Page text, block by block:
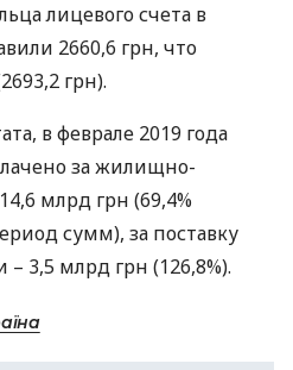
лицевого счета в
2660,6 грн, что
грн).
в феврале 2019 года
за жилищно-
млрд грн (69,4%
сумм), за поставку
3,5 млрд грн (126,8%).